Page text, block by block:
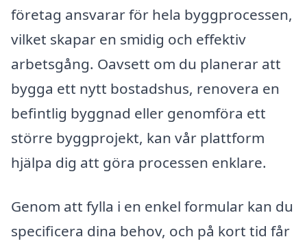
företag ansvarar för hela byggprocessen,
vilket skapar en smidig och effektiv
arbetsgång. Oavsett om du planerar att
bygga ett nytt bostadshus, renovera en
befintlig byggnad eller genomföra ett
större byggprojekt, kan vår plattform
hjälpa dig att göra processen enklare.
Genom att fylla i en enkel formular kan du
specificera dina behov, och på kort tid får